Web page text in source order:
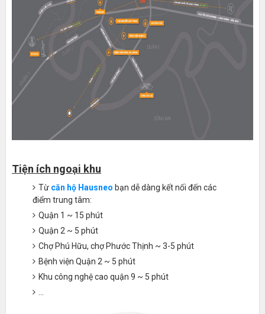
Tiện ích ngoại khu
Từ căn hộ Hausneo bạn dễ dàng kết nối đến các
điểm trung tâm:
Quận 1 ~ 15 phút
Quận 2 ~ 5 phút
Chợ Phú Hữu, chợ Phước Thịnh ~ 3-5 phút
Bệnh viện Quận 2 ~ 5 phút
Khu công nghệ cao quận 9 ~ 5 phút